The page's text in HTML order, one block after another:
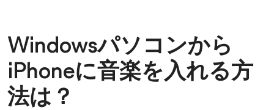
Windowsパソコンから
iPhoneに音楽を入れる方
法は？